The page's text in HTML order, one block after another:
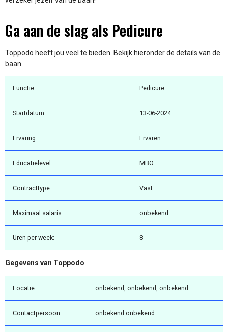
Ga aan de slag als Pedicure
Toppodo heeft jou veel te bieden. Bekijk hieronder de details van de
baan
Functie: Pedicure
Startdatum: 13-06-2024
Ervaring: Ervaren
Educatielevel: MBO
Contracttype: Vast
Maximaal salaris: onbekend
Uren per week: 8
Gegevens van Toppodo
Locatie: onbekend, onbekend, onbekend
Contactpersoon: onbekend onbekend